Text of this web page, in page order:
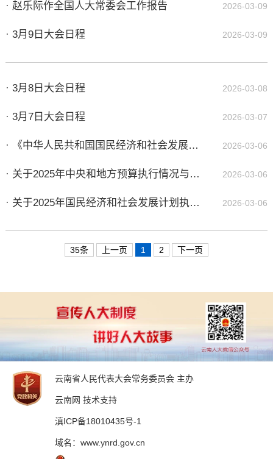
· 赵乐际作全国人大常委会工作报告 2026-03-09
· 3月9日大会日程 2026-03-09
· 3月8日大会日程 2026-03-08
· 3月7日大会日程 2026-03-07
· 《中华人民共和国国民经济和社会发展第十五个五年规划纲要（草案）》摘要 2026-03-06
· 关于2025年中央和地方预算执行情况与2026年中央和地方预算草案的报告（摘要） 2026-03-06
· 关于2025年国民经济和社会发展计划执行情况与2026年国民经济和社会发展计划草案的报告（摘要） 2026-03-06
35条 上一页 1 2 下一页
云南省人民代表大会常务委员会 主办
云南网 技术支持
滇ICP备18010435号-1
域名：www.ynrd.gov.cn